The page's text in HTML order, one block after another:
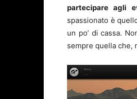
partecipare agli
spassionato è
un po’ di cassa.
sempre quella che,